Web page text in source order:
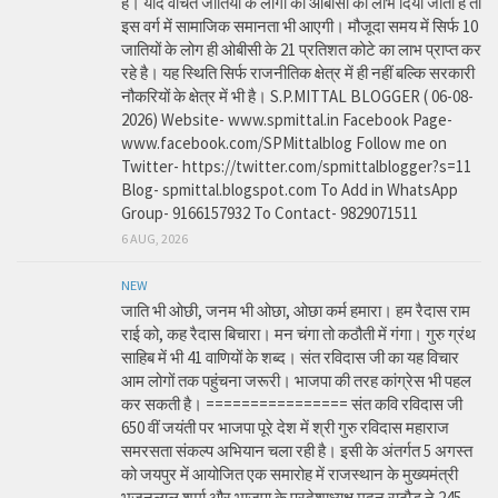
इस वर्ग में सामाजिक समानता भी आएगी। मौजूदा समय में सिर्फ 10
जातियों के लोग ही ओबीसी के 21 प्रतिशत कोटे का लाभ प्राप्त कर
रहे है। यह स्थिति सिर्फ राजनीतिक क्षेत्र में ही नहीं बल्कि सरकारी
नौकरियों के क्षेत्र में भी है। S.P.MITTAL BLOGGER ( 06-08-
2026) Website- www.spmittal.in Facebook Page-
www.facebook.com/SPMittalblog Follow me on
Twitter- https://twitter.com/spmittalblogger?s=11
Blog- spmittal.blogspot.com To Add in WhatsApp
Group- 9166157932 To Contact- 9829071511
6 AUG, 2026
NEW
जाति भी ओछी, जनम भी ओछा, ओछा कर्म हमारा। हम रैदास राम
राई को, कह रैदास बिचारा। मन चंगा तो कठौती में गंगा। गुरु ग्रंथ
साहिब में भी 41 वाणियों के शब्द। संत रविदास जी का यह विचार
आम लोगों तक पहुंचना जरूरी। भाजपा की तरह कांग्रेस भी पहल
कर सकती है। ================ संत कवि रविदास जी
650 वीं जयंती पर भाजपा पूरे देश में श्री गुरु रविदास महाराज
समरसता संकल्प अभियान चला रही है। इसी के अंतर्गत 5 अगस्त
को जयपुर में आयोजित एक समारोह में राजस्थान के मुख्यमंत्री